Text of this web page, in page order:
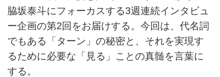
脇坂泰斗にフォーカスする3週連続インタビュ
ー企画の第2回をお届けする。今回は、代名詞
でもある「ターン」の秘密と、それを実現す
るために必要な「見る」ことの真髄を言葉に
する。